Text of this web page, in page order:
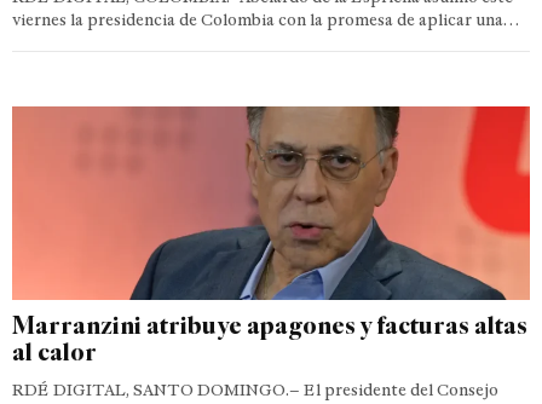
viernes la presidencia de Colombia con la promesa de aplicar una…
Marranzini atribuye apagones y facturas altas
al calor
RDÉ DIGITAL, SANTO DOMINGO.– El presidente del Consejo